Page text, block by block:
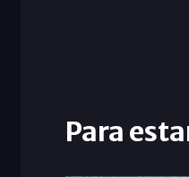
Para